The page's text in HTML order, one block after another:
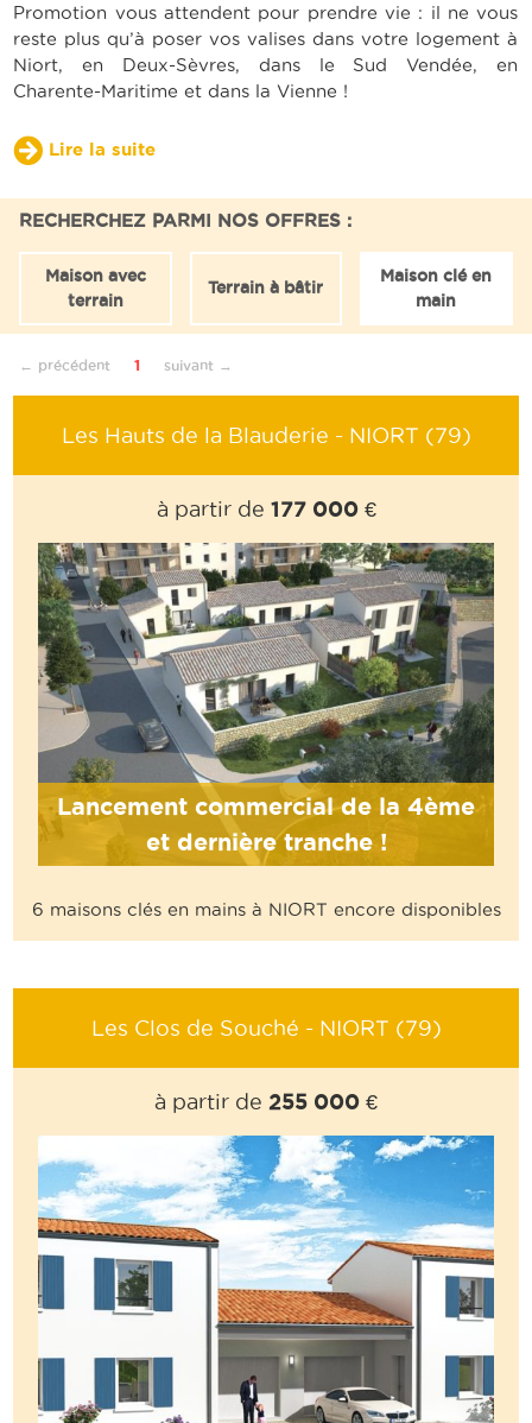
Promotion vous attendent pour prendre vie : il ne vous
reste plus qu’à poser vos valises dans votre logement à
Niort, en Deux-Sèvres, dans le Sud Vendée, en
Charente-Maritime et dans la Vienne !
Lire la suite
RECHERCHEZ PARMI NOS OFFRES :
Maison avec
terrain
Terrain à bâtir
Maison clé en
main
← précédent 1 suivant →
Les Hauts de la Blauderie - NIORT (79)
à partir de 177 000 €
Lancement commercial de la 4ème
et dernière tranche !
6 maisons clés en mains à NIORT encore disponibles
Les Clos de Souché - NIORT (79)
à partir de 255 000 €